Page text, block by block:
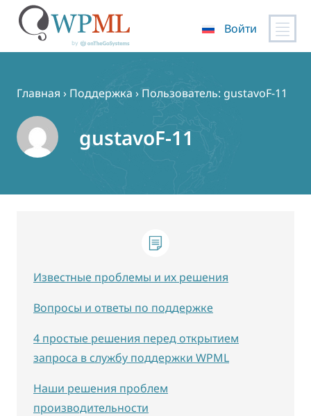
содержимому
Войти
Главная › Поддержка › Пользователь: gustavoF-11
gustavoF-11
Известные проблемы и их решения
Вопросы и ответы по поддержке
4 простые решения перед открытием
запроса в службу поддержки WPML
Наши решения проблем
производительности